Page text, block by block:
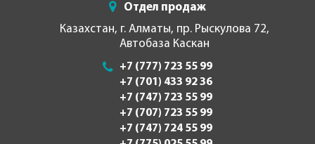
Отдел продаж
Казахстан, г. Алматы, пр. Рыскулова 72,
Автобаза Каскан
+7 (777) 723 55 99
+7 (701) 433 92 36
+7 (747) 723 55 99
+7 (707) 723 55 99
+7 (747) 724 55 99